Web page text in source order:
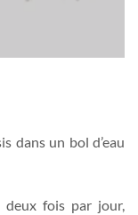
dans un bol d’eau
deux fois par jour,